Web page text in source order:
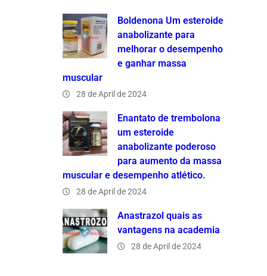
Boldenona Um esteroide
anabolizante para
melhorar o desempenho
e ganhar massa
muscular
28 de April de 2024
Enantato de trembolona
um esteroide
anabolizante poderoso
para aumento da massa
muscular e desempenho atlético.
28 de April de 2024
Anastrazol quais as
vantagens na academia
28 de April de 2024